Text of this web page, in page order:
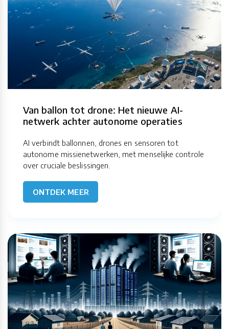
Van ballon tot drone: Het nieuwe AI-
netwerk achter autonome operaties
AI verbindt ballonnen, drones en sensoren tot
autonome missienetwerken, met menselijke controle
over cruciale beslissingen.
ONTDEK MEER